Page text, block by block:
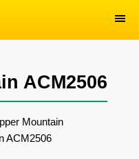
ACM2506
Mountain
ACM2506